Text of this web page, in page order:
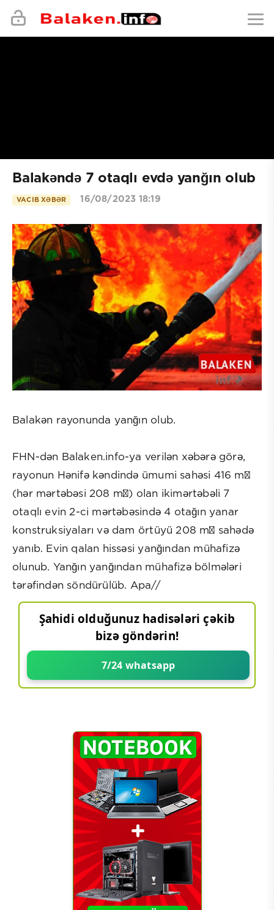
Balakəndə 7 otaqlı evdə yanğın olub
VACIB XƏBƏR 16/08/2023 18:19
Balakən rayonunda yanğın olub.
FHN-dən Balaken.info-ya verilən xəbərə görə,
rayonun Hənifə kəndində ümumi sahəsi 416 m²
(hər mərtəbəsi 208 m²) olan ikimərtəbəli 7
otaqlı evin 2-ci mərtəbəsində 4 otağın yanar
konstruksiyaları və dam örtüyü 208 m² sahədə
yanıb. Evin qalan hissəsi yanğından mühafizə
olunub. Yanğın yanğından mühafizə bölmələri
tərəfindən söndürülüb. Apa//
Şahidi olduğunuz hadisələri çəkib
bizə göndərin!
7/24 whatsapp